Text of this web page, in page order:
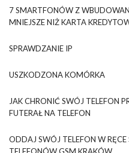
7 SMARTFONÓW Z
MNIEJSZE NIŻ KARTA
SPRAWDZANIE IP
USZKODZONA KOMÓRKA
JAK CHRONIĆ SWÓJ TELEFON
FUTERAŁ NA TELEFON
ODDAJ SWÓJ TELEFON W RĘCE